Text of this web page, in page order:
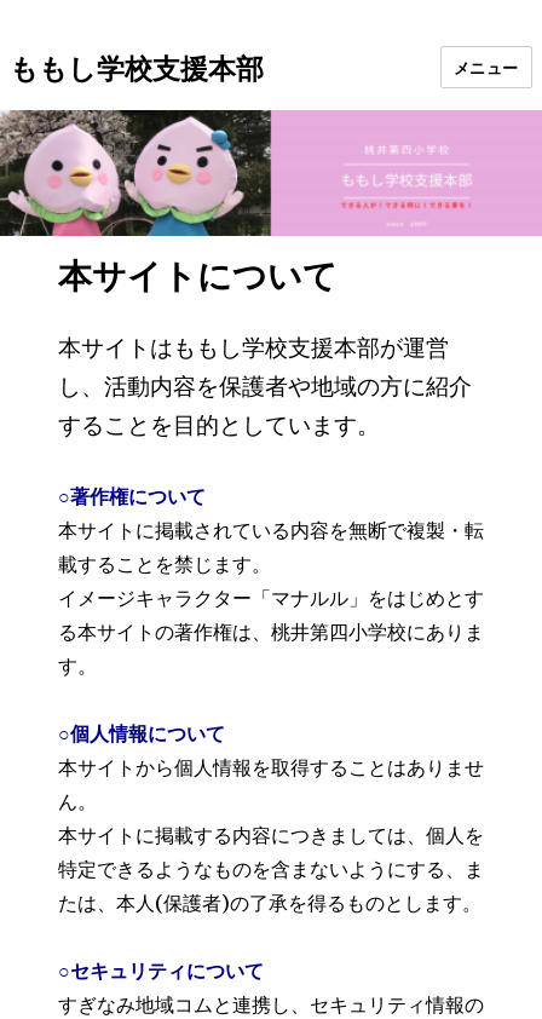
ももし学校支援本部 メニュー
本サイトについて
本サイトはももし学校支援本部が運営
し、活動内容を保護者や地域の方に紹介
することを目的としています。
○著作権について
本サイトに掲載されている内容を無断で複製・転
載することを禁じます。
イメージキャラクター「マナルル」をはじめとす
る本サイトの著作権は、桃井第四小学校にありま
す。
○個人情報について
本サイトから個人情報を取得することはありませ
ん。
本サイトに掲載する内容につきましては、個人を
特定できるようなものを含まないようにする、ま
たは、本人(保護者)の了承を得るものとします。
○セキュリティについて
すぎなみ地域コムと連携し、セキュリティ情報の